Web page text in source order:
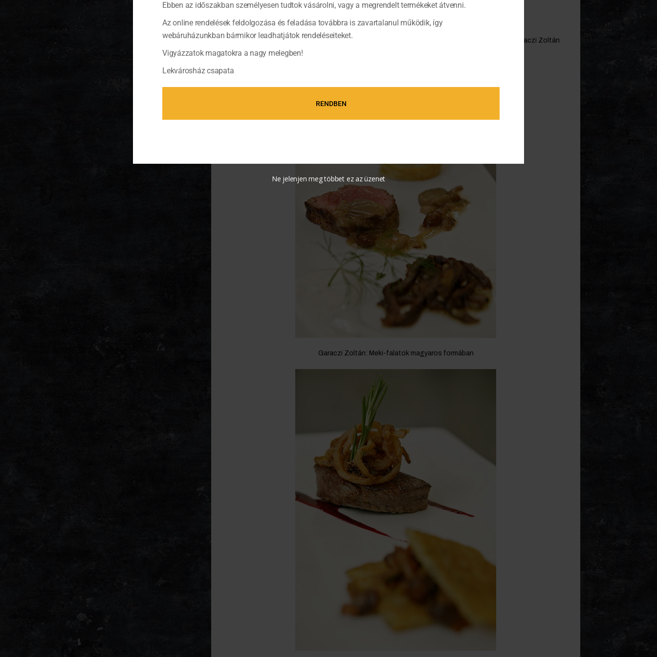
A McGourmet Szakácsverseny fiatal tehetségei: (jobbról) Pavlicsek Csaba, Toldi József, Garaczi Zoltán
Garaczi Zoltán: Meki-falatok magyaros formában
Ebben az időszakban személyesen tudtok vásárolni, vagy a megrendelt termékeket átvenni.
Az online rendelések feldolgozása és feladása továbbra is zavartalanul működik, így
webáruházunkban bármikor leadhatjátok rendeléseiteket.
Vigyázzatok magatokra a nagy melegben!
Lekvárosház csapata
RENDBEN
Ne jelenjen meg többet ez az üzenet